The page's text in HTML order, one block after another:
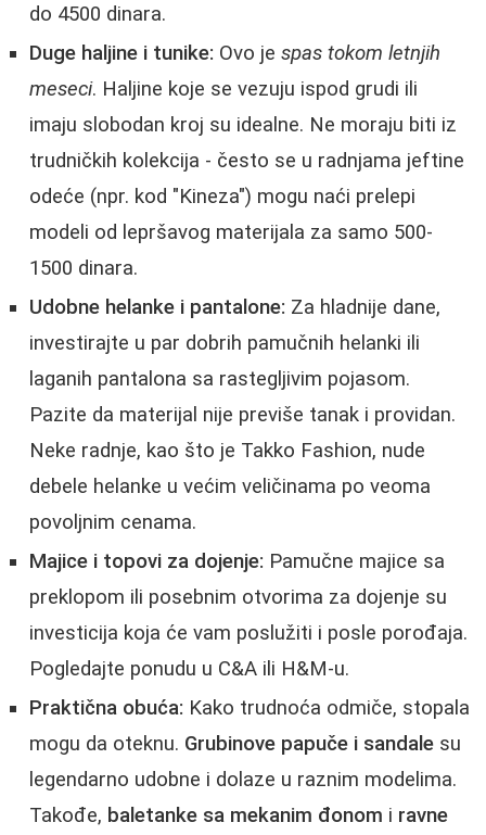
do 4500 dinara.
Duge haljine i tunike: Ovo je spas tokom letnjih
meseci. Haljine koje se vezuju ispod grudi ili
imaju slobodan kroj su idealne. Ne moraju biti iz
trudničkih kolekcija - često se u radnjama jeftine
odeće (npr. kod "Kineza") mogu naći prelepi
modeli od lepršavog materijala za samo 500-
1500 dinara.
Udobne helanke i pantalone: Za hladnije dane,
investirajte u par dobrih pamučnih helanki ili
laganih pantalona sa rastegljivim pojasom.
Pazite da materijal nije previše tanak i providan.
Neke radnje, kao što je Takko Fashion, nude
debele helanke u većim veličinama po veoma
povoljnim cenama.
Majice i topovi za dojenje: Pamučne majice sa
preklopom ili posebnim otvorima za dojenje su
investicija koja će vam poslužiti i posle porođaja.
Pogledajte ponudu u C&A ili H&M-u.
Praktična obuća: Kako trudnoća odmiče, stopala
mogu da oteknu. Grubinove papuče i sandale su
legendarno udobne i dolaze u raznim modelima.
Takođe, baletanke sa mekanim đonom i ravne